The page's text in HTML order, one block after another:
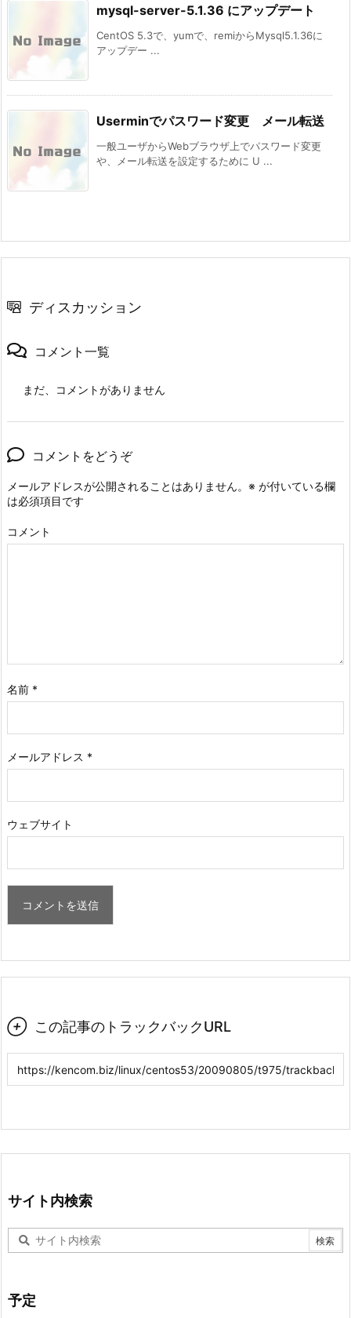
mysql-server-5.1.36 にアップデート
CentOS 5.3で、yumで、remiからMysql5.1.36に
アップデー ...
Userminでパスワード変更 メール転送
一般ユーザからWebブラウザ上でパスワード変更
や、メール転送を設定するために U ...
ディスカッション
コメント一覧
まだ、コメントがありません
コメントをどうぞ
メールアドレスが公開されることはありません。 ※ が付いている欄
は必須項目です
コメント
名前 *
メールアドレス *
ウェブサイト
 この記事のトラックバックURL
サイト内検索
予定